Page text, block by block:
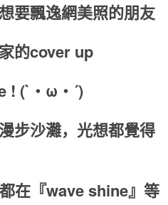
要飄逸網美照的朋友
的cover up
! (`・ω・´)
步沙灘，光想都覺得
在『wave shine』等